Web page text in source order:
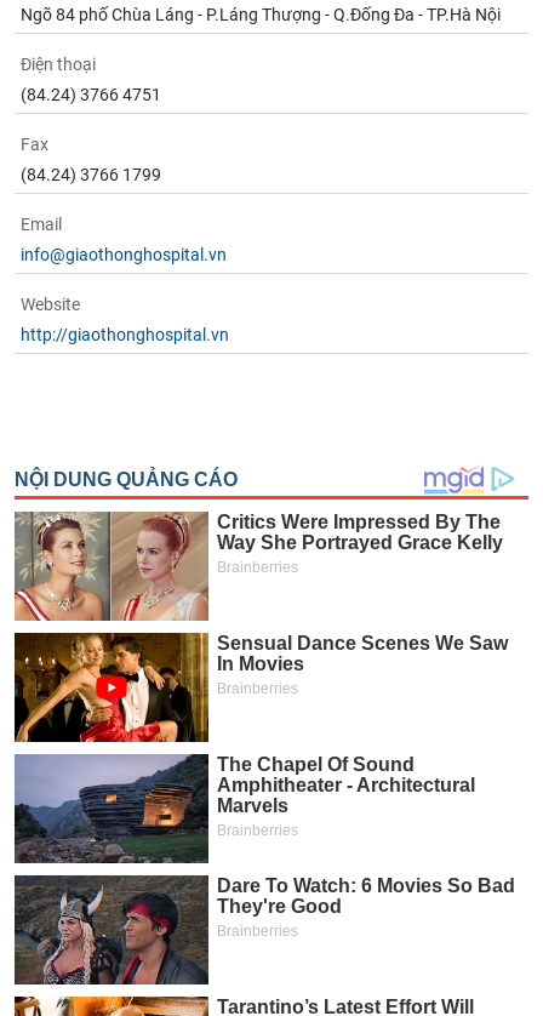
Ngõ 84 phố Chùa Láng - P.Láng Thượng - Q.Đống Đa - TP.Hà Nội
Điện thoại
(84.24) 3766 4751
Fax
(84.24) 3766 1799
Email
info@giaothonghospital.vn
Website
http://giaothonghospital.vn